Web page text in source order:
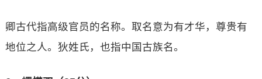
卿古代指高级官员的名称。取名意为有才华，尊贵有
地位之人。狄姓氏，也指中国古族名。